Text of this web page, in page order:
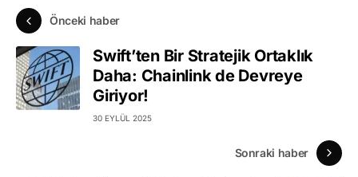
Önceki haber
Swift’ten Bir Stratejik Ortaklık
Daha: Chainlink de Devreye
Giriyor!
30 EYLÜL 2025
Sonraki haber